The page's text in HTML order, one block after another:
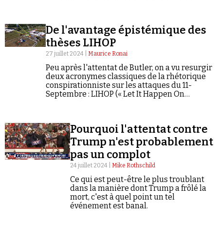
Faire un don
Demander à Vera
De l'avantage épistémique des
thèses LIHOP
27 juillet 2024 | Maurice Ronai
Peu après l'attentat de Butler, on a vu resurgir
deux acronymes classiques de la rhétorique
conspirationniste sur les attaques du 11-
Septembre : LIHOP (« Let It Happen On
Pourquoi l'attentat contre
Trump n'est probablement
pas un complot
24 juillet 2024 | Mike Rothschild
Ce qui est peut-être le plus troublant
dans la manière dont Trump a frôlé la
mort, c'est à quel point un tel
événement est banal.